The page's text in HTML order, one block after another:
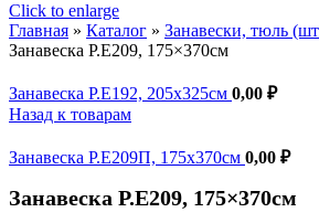
Click to enlarge
Главная » Каталог » Занавески, тюль
Занавеска Р.Е209, 175×370см
Занавеска Р.Е192, 205x325см 0,00 ₽
Назад к товарам
Занавеска Р.Е209П, 175x370см 0,00 ₽
Занавеска Р.Е209, 175×370см